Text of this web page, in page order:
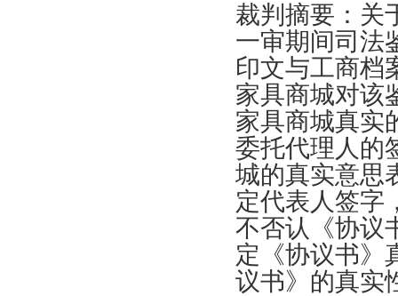
裁判摘要 ： 关
一审期间司法
印文与工商档
家具商城对该
家具商城真实
委托代理人的
城的真实意思
定代表人签字
不否认
《协议
定 《协议书》
议书》 的真实